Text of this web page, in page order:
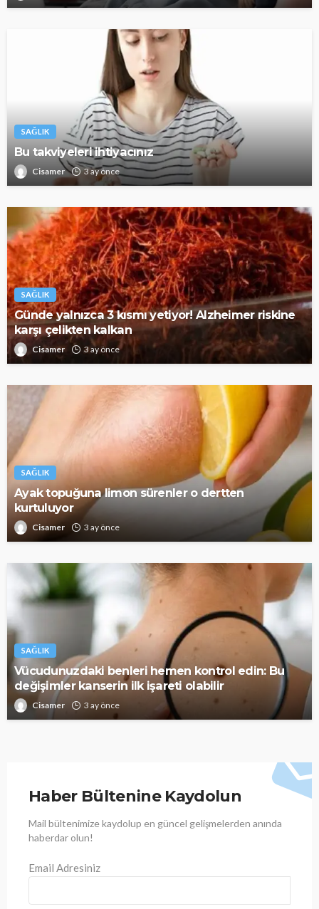
SAĞLIK
Bu takviyeleri ihtiyacınız
Cisamer 3 ay önce
SAĞLIK
Günde yalnızca 3 kısmı yetiyor! Alzheimer riskine
karşı çelikten kalkan
Cisamer 3 ay önce
SAĞLIK
Ayak topuğuna limon sürenler o dertten
kurtuluyor
Cisamer 3 ay önce
SAĞLIK
Vücudunuzdaki benleri hemen kontrol edin: Bu
değişimler kanserin ilk işareti olabilir
Cisamer 3 ay önce
Haber Bültenine Kaydolun
Mail bültenimize kaydolup en güncel gelişmelerden anında
haberdar olun!
Email Adresiniz